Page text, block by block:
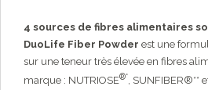
4 sources de fibres alimentaires
DuoLife Fiber Powder est une
sur une teneur très élevée en fibres
marque : NUTRIOSE®*, SUNFIBER®**